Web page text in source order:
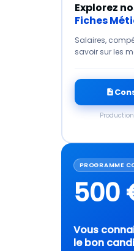
Explorez
Fiches
Salaires,
savoir sur les
PROGRAMME
500
Vous
le bon